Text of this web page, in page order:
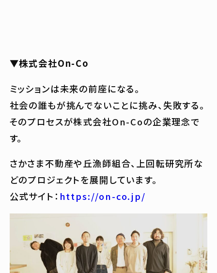
▼株式会社On-Co
ミッションは未来の前座になる。
社会の誰もが挑んでないことに挑み、失敗する。
そのプロセスが株式会社On-Coの企業理念で
す。
さかさま不動産や丘漁師組合、上回転研究所な
どのプロジェクトを展開しています。
公式サイト： https://on-co.jp/